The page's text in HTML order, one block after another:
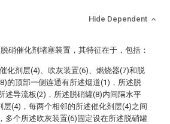
Hide Dependent
硝催化剂堵塞装置，其特征在于，包括：
化剂层(4)、吹灰装置(6)、燃烧器(7)和脱
的顶部一侧连通有所述烟道(1)，所述脱
述导流板(2)，所述脱硝罐(8)内间隔水平
层(4)，每两个相邻的所述催化剂层(4)之间
多个所述吹灰装置(6)固定设在所述脱硝罐